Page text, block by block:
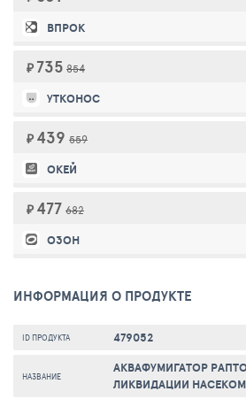
ВПРОК
₽ 735 854
УТКОНОС
₽ 439 559
ОКЕЙ
₽ 477 682
ОЗОН
ИНФОРМАЦИЯ О ПРОДУКТЕ
ID ПРОДУКТА 479052
НАЗВАНИЕ
АКВАФУМИГАТОР
ЛИКВИДАЦИИ